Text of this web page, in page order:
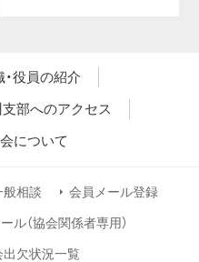
・役員の紹介
支部へのアクセス
について
般相談 会員メール登録
ル（協会関係者専用）
欠状況一覧